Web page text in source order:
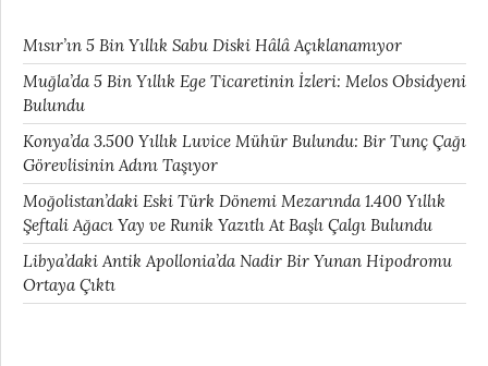
Mısır’ın 5 Bin Yıllık Sabu Diski Hâlâ Açıklanamıyor
Muğla’da 5 Bin Yıllık Ege Ticaretinin İzleri: Melos Obsidyeni
Bulundu
Konya’da 3.500 Yıllık Luvice Mühür Bulundu: Bir Tunç Çağı
Görevlisinin Adını Taşıyor
Moğolistan’daki Eski Türk Dönemi Mezarında 1.400 Yıllık
Şeftali Ağacı Yay ve Runik Yazıtlı At Başlı Çalgı Bulundu
Libya’daki Antik Apollonia’da Nadir Bir Yunan Hipodromu
Ortaya Çıktı